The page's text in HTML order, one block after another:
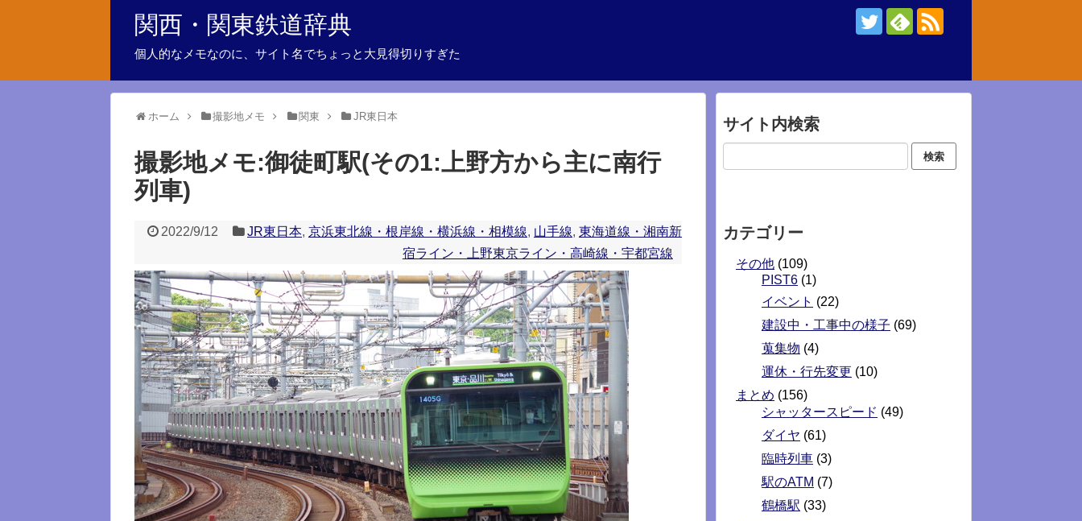
関西・関東鉄道辞典
個人的なメモなのに、サイト名でちょっと大見得切りすぎた
ホーム 撮影地メモ 関東 JR東日本
撮影地メモ:御徒町駅(その1:上野方から主に南行
列車)
2022/9/12 JR東日本, 京浜東北線・根岸線・横浜線・相模線, 山手線, 東海道線・湘南新
宿ライン・上野東京ライン・高崎線・宇都宮線
サイト内検索
カテゴリー
その他 (109)
PIST6 (1)
イベント (22)
建設中・工事中の様子 (69)
蒐集物 (4)
運休・行先変更 (10)
まとめ (156)
シャッタースピード (49)
ダイヤ (61)
臨時列車 (3)
駅のATM (7)
鶴橋駅 (33)